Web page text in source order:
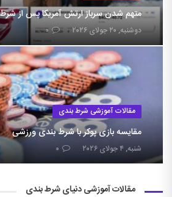
متهم شدن سرباز ارتش آمریکا پس از
دوشنبه, ۲۰ جولای ۲۰۲۶ ۰
مقالات آموزشی شرط بندی
مقایسه بازی پوکر با شرط بندی ورزشی
شنبه, ۴ جولای ۲۰۲۶ ۰
مقالات آموزشی دنیای شرط بندی